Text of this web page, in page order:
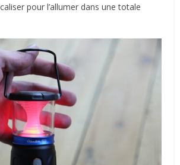
pour l’allumer dans une totale